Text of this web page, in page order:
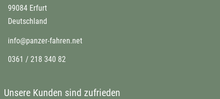
99084 Erfurt
Deutschland
info@panzer-fahren.net
0361 / 218 340 82
Unsere Kunden sind zufrieden